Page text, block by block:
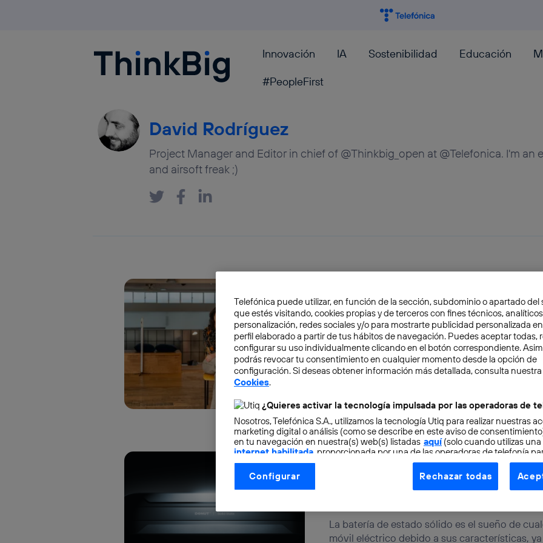
Blogthinkbig.com Innovación IA Sostenibilidad Educación
#PeopleFirst
David Rodríguez
Project Manager and Editor in chief of @Thinkbig_open at @Telefonica. I'm an
and airsoft freak ;)
MIRADAS
Lorena Fernández y los
artificial: por qué la
La inteligencia artificial se ha convertido en
influye en decisiones clave de nuestra vida.
David Rodríguez
Batería de estado sólido, el
La batería de estado sólido es el sueño de
móvil eléctrico debido a sus características,
Telefónica puede utilizar, en función de la sección, subdominio o apartado del
que estés visitando, cookies propias y de terceros con fines técnicos,
personalización, redes sociales y/o para mostrarte publicidad personalizada
perfil elaborado a partir de tus hábitos de navegación. Puedes aceptar todas,
configurar su uso individualmente clicando en el botón correspondiente.
podrás revocar tu consentimiento en cualquier momento desde la opción de
configuración. Si deseas obtener información más detallada, consulta nuestra
Cookies.
¿Quieres activar la tecnología impulsada por las operadoras de
Nosotros, Telefónica S.A., utilizamos la tecnología Utiq para realizar nuestras
marketing digital o análisis (como se describe en este aviso de
en tu navegación en nuestra(s) web(s) listadas aquí(solo cuando utilizas una
internet habilitada , proporcionada por una de las operadoras de telefonía
otorgas tu consentimiento en cada página web).
La tecnología Utiq está diseñada con la privacidad como prioridad
control.
utilizando tu dirección IP y otra información de la cuenta de cliente de
vinculada a la conexión que utilizas (p. ej., número de teléfono móvil).
Configurar Rechazar todas